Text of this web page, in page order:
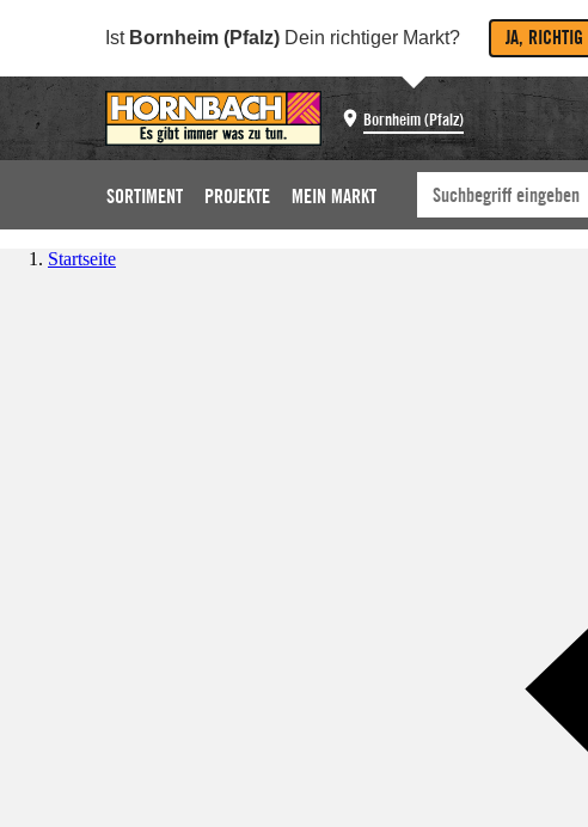
Ist Bornheim (Pfalz) Dein richtiger Markt? JA, RICHTIG
Bornheim (Pfalz)
SORTIMENT PROJEKTE MEIN MARKT
Startseite